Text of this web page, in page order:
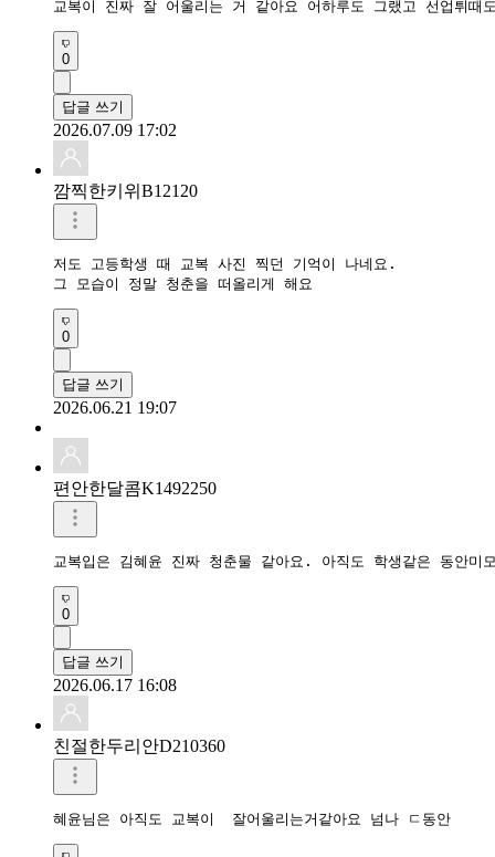
교복이 진짜 잘 어울리는 거 같아요 어하루도 그랬고 선업튀
0
답글 쓰기
2026.07.09 17:02
깜찍한키위B12120
저도 고등학생 때 교복 사진 찍던 기억이 나네요.
그 모습이 정말 청춘을 떠올리게 해요
0
답글 쓰기
2026.06.21 19:07
편안한달콤K1492250
교복입은 김혜윤 진짜 청춘물 같아요. 아직도 학생같은 동안미
0
답글 쓰기
2026.06.17 16:08
친절한두리안D210360
혜윤님은 아직도 교복이  잘어울리는거같아요 넘나 ㄷ동안